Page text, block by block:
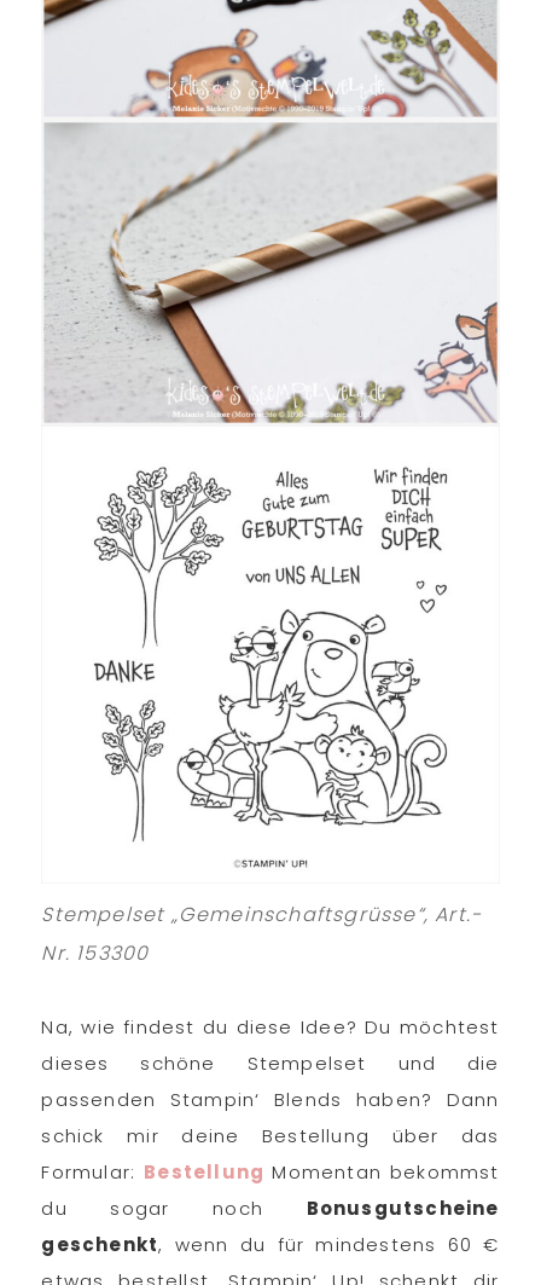
Stempelset „Gemeinschaftsgrüsse“, Art.-
Nr. 153300
Na, wie findest du diese Idee? Du möchtest
dieses schöne Stempelset und die
passenden Stampin‘ Blends haben? Dann
schick mir deine Bestellung über das
Formular: Bestellung Momentan bekommst
du sogar noch Bonusgutscheine
geschenkt, wenn du für mindestens 60 €